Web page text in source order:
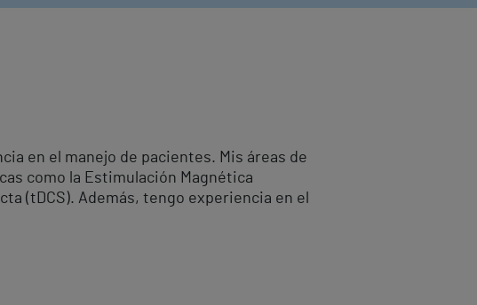
en el manejo de pacientes. Mis áreas de
como la Estimulación Magnética
(tDCS). Además, tengo experiencia en el